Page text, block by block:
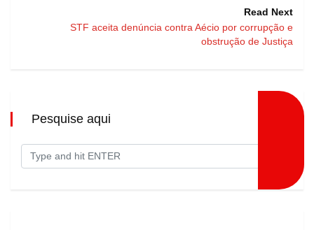
Read Next
STF aceita denúncia contra Aécio por corrupção e
obstrução de Justiça
Pesquise aqui